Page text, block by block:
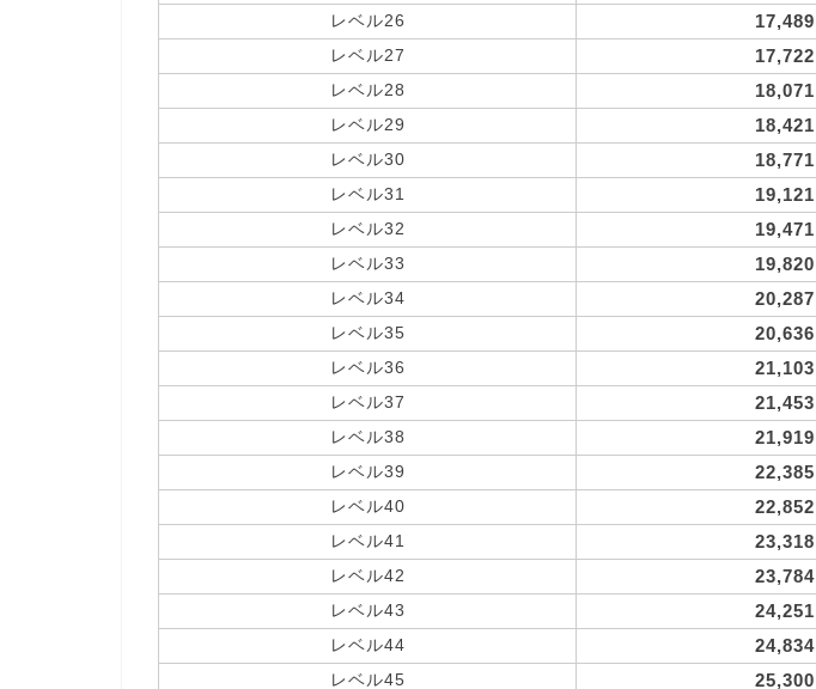
レベル26 17,489
レベル27 17,722
レベル28 18,071
レベル29 18,421
レベル30 18,771
レベル31 19,121
レベル32 19,471
レベル33 19,820
レベル34 20,287
レベル35 20,636
レベル36 21,103
レベル37 21,453
レベル38 21,919
レベル39 22,385
レベル40 22,852
レベル41 23,318
レベル42 23,784
レベル43 24,251
レベル44 24,834
レベル45 25,300